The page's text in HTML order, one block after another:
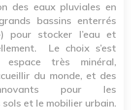
des eaux pluviales en
bassins enterrés
pour stocker l’eau et
Le choix s’est
très minéral,
du monde, et des
pour les
et le mobilier urbain.